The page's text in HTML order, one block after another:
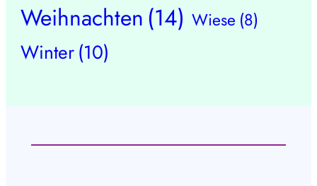
Weihnachten(14) Wiese (8)
Winter(10)